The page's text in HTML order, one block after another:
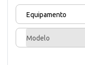
Equipamento
Modelo